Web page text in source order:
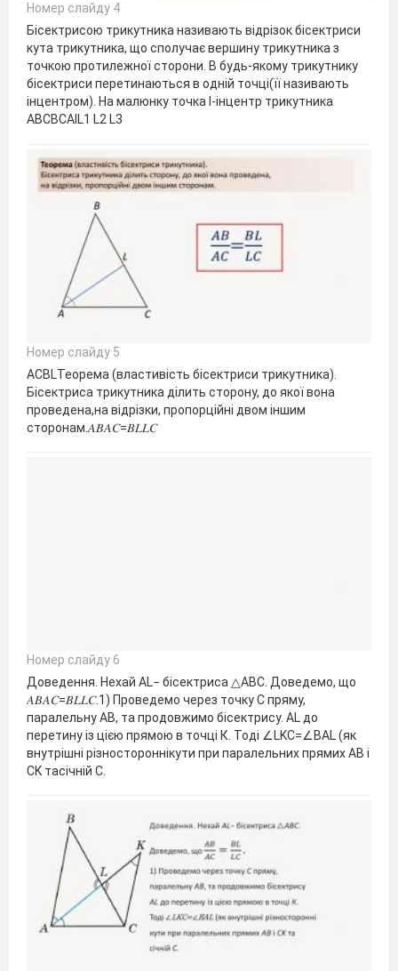
Номер слайду 4
Бісектрисою трикутника називають відрізок бісектриси
кута трикутника, що сполучає вершину трикутника з
точкою протилежної сторони. В будь-якому трикутнику
бісектриси перетинаються в одній точці(її називають
інцентром). На малюнку точка I-інцентр трикутника
АВСBCАIL1 L2 L3
Номер слайду 5
АCBLТеорема (властивість бісектриси трикутника).
Бісектриса трикутника ділить сторону, до якої вона
проведена,на відрізки, пропорційні двом іншим
сторонам.𝐴𝐵𝐴𝐶=𝐵𝐿𝐿𝐶
Номер слайду 6
Доведення. Нехай AL− бісектриса △АВС. Доведемо, що
𝐴𝐵𝐴𝐶=𝐵𝐿𝐿𝐶.1) Проведемо через точку С пряму,
паралельну АВ, та продовжимо бісектрису. AL до
перетину із цією прямою в точці К. Тоді ∠LKC=∠BAL (як
внутрішні різностороннікути при паралельних прямих AB і
CK тасічній С.